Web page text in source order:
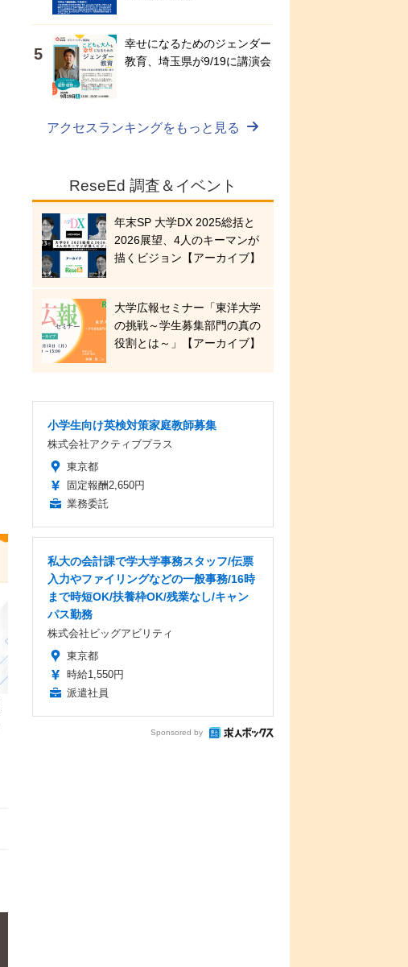
幸せになるためのジェンダー
教育、埼玉県が9/19に講演会
アクセスランキングをもっと見る
ReseEd 調査＆イベント
年末SP 大学DX 2025総括と
2026展望、4人のキーマンが
描くビジョン【アーカイブ】
大学広報セミナー「東洋大学
の挑戦～学生募集部門の真の
役割とは～」【アーカイブ】
小学生向け英検対策家庭教師募集
株式会社アクティブプラス
東京都
固定報酬2,650円
業務委託
私大の会計課で学大学事務スタッフ/伝票
入力やファイリングなどの一般事務/16時
まで時短OK/扶養枠OK/残業なし/キャン
パス勤務
株式会社ビッグアビリティ
東京都
時給1,550円
派遣社員
Sponsored by